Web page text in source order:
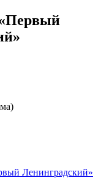
Ленинградский»